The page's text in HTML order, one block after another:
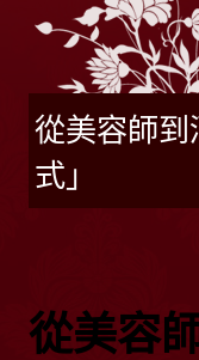
從美容師
式」
從美容